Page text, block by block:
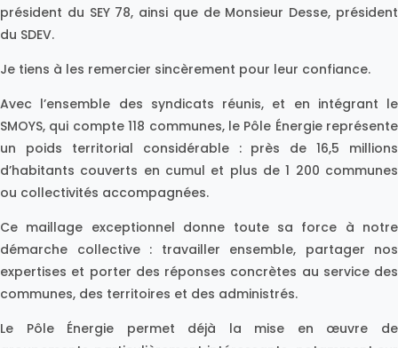
président du SEY 78, ainsi que de Monsieur Desse, président
du SDEV.
Je tiens à les remercier sincèrement pour leur confiance.
Avec l’ensemble des syndicats réunis, et en intégrant le
SMOYS, qui compte 118 communes, le Pôle Énergie représente
un poids territorial considérable : près de 16,5 millions
d’habitants couverts en cumul et plus de 1 200 communes
ou collectivités accompagnées.
Ce maillage exceptionnel donne toute sa force à notre
démarche collective : travailler ensemble, partager nos
expertises et porter des réponses concrètes au service des
communes, des territoires et des administrés.
Le Pôle Énergie permet déjà la mise en œuvre de